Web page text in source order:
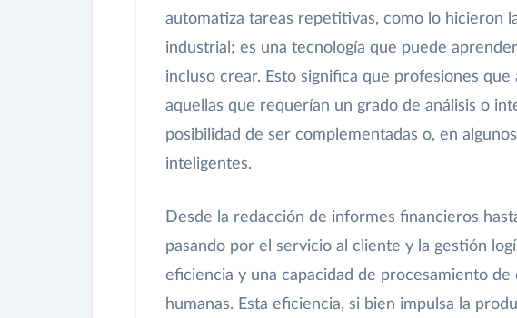
automatiza tareas repetitivas, como lo hicieron
industrial; es una tecnología que puede
incluso crear. Esto significa que profesiones que
aquellas que requerían un grado de análisis o
posibilidad de ser complementadas o, en
inteligentes.
Desde la redacción de informes financieros
pasando por el servicio al cliente y la gestión
eficiencia y una capacidad de procesamiento
humanas. Esta eficiencia, si bien impulsa la